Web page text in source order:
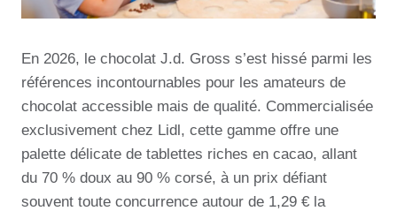
En 2026, le chocolat J.d. Gross s’est hissé parmi les
références incontournables pour les amateurs de
chocolat accessible mais de qualité. Commercialisée
exclusivement chez Lidl, cette gamme offre une
palette délicate de tablettes riches en cacao, allant
du 70 % doux au 90 % corsé, à un prix défiant
souvent toute concurrence autour de 1,29 € la